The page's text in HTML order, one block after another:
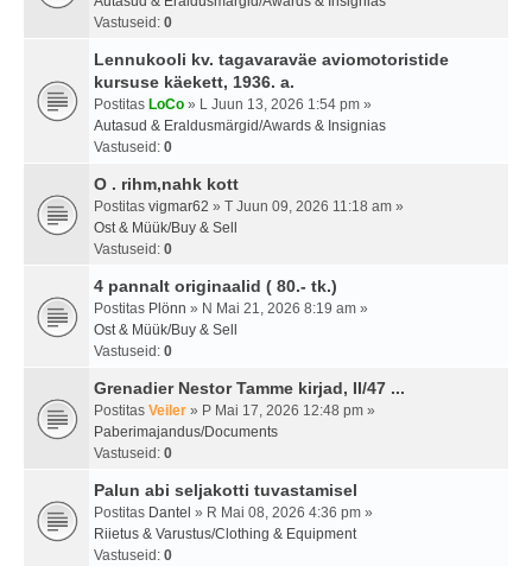
Vastuseid: 0
Lennukooli kv. tagavaraväe aviomotoristide
kursuse käekett, 1936. a.
Postitas LoCo » L Juun 13, 2026 1:54 pm »
Autasud & Eraldusmärgid/Awards & Insignias
Vastuseid: 0
O . rihm,nahk kott
Postitas vigmar62 » T Juun 09, 2026 11:18 am »
Ost & Müük/Buy & Sell
Vastuseid: 0
4 pannalt originaalid ( 80.- tk.)
Postitas Plönn » N Mai 21, 2026 8:19 am »
Ost & Müük/Buy & Sell
Vastuseid: 0
Grenadier Nestor Tamme kirjad, II/47 ...
Postitas Veiler » P Mai 17, 2026 12:48 pm »
Paberimajandus/Documents
Vastuseid: 0
Palun abi seljakotti tuvastamisel
Postitas Dantel » R Mai 08, 2026 4:36 pm »
Riietus & Varustus/Clothing & Equipment
Vastuseid: 0